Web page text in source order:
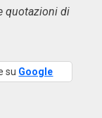
quotazioni di
su Google